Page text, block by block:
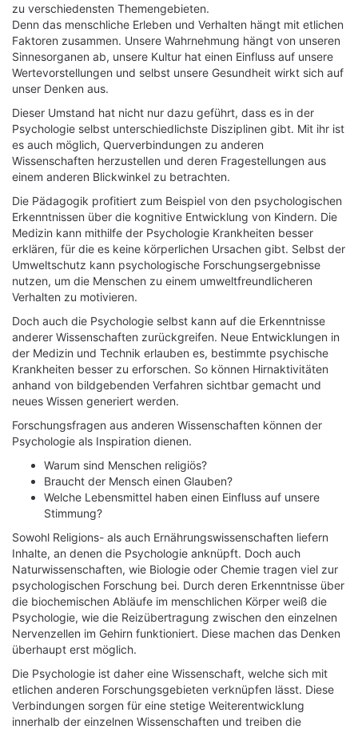
zu verschiedensten Themengebieten.
Denn das menschliche Erleben und Verhalten hängt mit etlichen
Faktoren zusammen. Unsere Wahrnehmung hängt von unseren
Sinnesorganen ab, unsere Kultur hat einen Einfluss auf unsere
Wertevorstellungen und selbst unsere Gesundheit wirkt sich auf
unser Denken aus.
Dieser Umstand hat nicht nur dazu geführt, dass es in der
Psychologie selbst unterschiedlichste Disziplinen gibt. Mit ihr ist
es auch möglich, Querverbindungen zu anderen
Wissenschaften herzustellen und deren Fragestellungen aus
einem anderen Blickwinkel zu betrachten.
Die Pädagogik profitiert zum Beispiel von den psychologischen
Erkenntnissen über die kognitive Entwicklung von Kindern. Die
Medizin kann mithilfe der Psychologie Krankheiten besser
erklären, für die es keine körperlichen Ursachen gibt. Selbst der
Umweltschutz kann psychologische Forschungsergebnisse
nutzen, um die Menschen zu einem umweltfreundlicheren
Verhalten zu motivieren.
Doch auch die Psychologie selbst kann auf die Erkenntnisse
anderer Wissenschaften zurückgreifen. Neue Entwicklungen in
der Medizin und Technik erlauben es, bestimmte psychische
Krankheiten besser zu erforschen. So können Hirnaktivitäten
anhand von bildgebenden Verfahren sichtbar gemacht und
neues Wissen generiert werden.
Forschungsfragen aus anderen Wissenschaften können der
Psychologie als Inspiration dienen.
Warum sind Menschen religiös?
Braucht der Mensch einen Glauben?
Welche Lebensmittel haben einen Einfluss auf unsere
Stimmung?
Sowohl Religions- als auch Ernährungswissenschaften liefern
Inhalte, an denen die Psychologie anknüpft. Doch auch
Naturwissenschaften, wie Biologie oder Chemie tragen viel zur
psychologischen Forschung bei. Durch deren Erkenntnisse über
die biochemischen Abläufe im menschlichen Körper weiß die
Psychologie, wie die Reizübertragung zwischen den einzelnen
Nervenzellen im Gehirn funktioniert. Diese machen das Denken
überhaupt erst möglich.
Die Psychologie ist daher eine Wissenschaft, welche sich mit
etlichen anderen Forschungsgebieten verknüpfen lässt. Diese
Verbindungen sorgen für eine stetige Weiterentwicklung
innerhalb der einzelnen Wissenschaften und treiben die